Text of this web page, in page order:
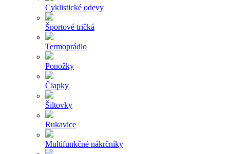
Cyklistické odevy
Športové tričká
Termoprádlo
Ponožky
Čiapky
Šiltovky
Rukavice
Multifunkčné nákrčníky